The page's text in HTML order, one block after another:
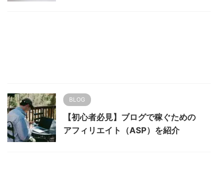
BLOG
【初心者必見】ブログで稼ぐための
アフィリエイト（ASP）を紹介